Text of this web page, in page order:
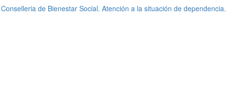
de Bienestar Social. Atención a la situación de dependencia.